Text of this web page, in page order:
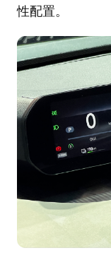
性配置。